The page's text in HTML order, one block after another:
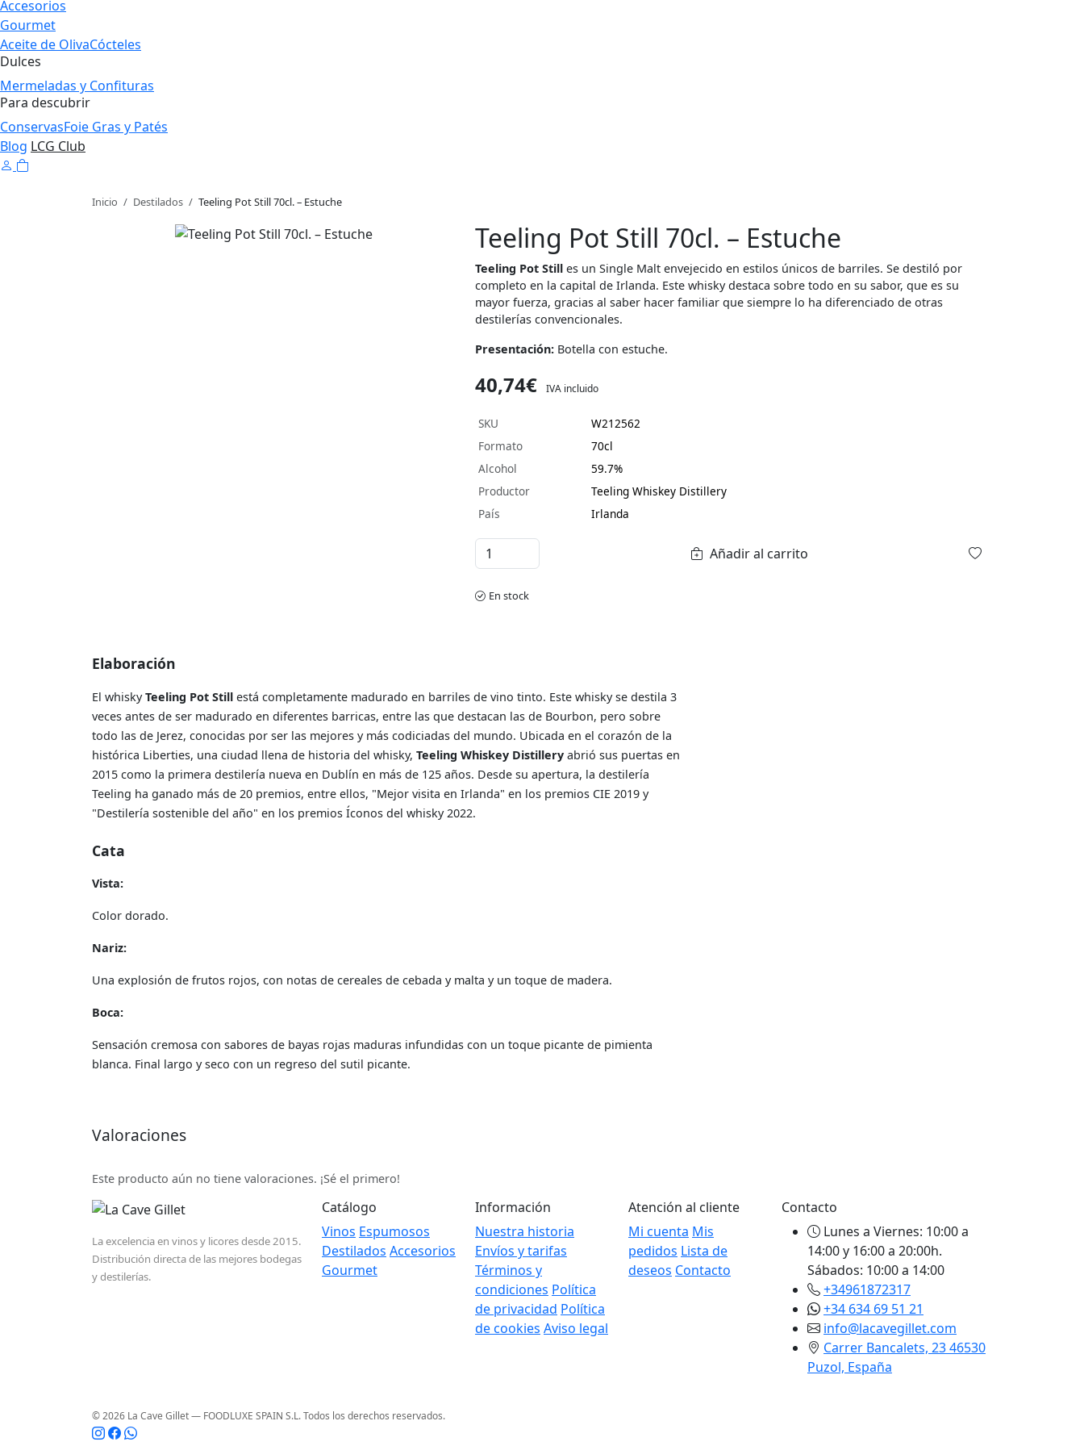
Accesorios
Gourmet
Aceite de OlivaCócteles
Dulces
Mermeladas y Confituras
Para descubrir
ConservasFoie Gras y Patés
Blog LCG Club
Inicio / Destilados / Teeling Pot Still 70cl. – Estuche
Teeling Pot Still 70cl. – Estuche
Teeling Pot Still es un Single Malt envejecido en estilos únicos de barriles. Se destiló por
completo en la capital de Irlanda. Este whisky destaca sobre todo en su sabor, que es su
mayor fuerza, gracias al saber hacer familiar que siempre lo ha diferenciado de otras
destilerías convencionales.
Presentación: Botella con estuche.
40,74€ IVA incluido
SKU
W212562
Formato
70cl
Alcohol
59.7%
Productor
Teeling Whiskey Distillery
País
Irlanda
Añadir al carrito
En stock
Elaboración
El whiskyTeeling Pot Still está completamente madurado en barriles de vino tinto. Este whisky se destila 3
veces antes de ser madurado en diferentes barricas, entre las que destacan las de Bourbon, pero sobre
todo las de Jerez, conocidas por ser las mejores y más codiciadas del mundo. Ubicada en el corazón de la
histórica Liberties, una ciudad llena de historia del whisky, Teeling Whiskey Distillery abrió sus puertas en
2015 como la primera destilería nueva en Dublín en más de 125 años. Desde su apertura, la destilería
Teeling ha ganado más de 20 premios, entre ellos, "Mejor visita en Irlanda" en los premios CIE 2019 y
"Destilería sostenible del año" en los premios Íconos del whisky 2022.
Cata
Vista:
Color dorado.
Nariz:
Una explosión de frutos rojos, con notas de cereales de cebada y malta y un toque de madera.
Boca:
Sensación cremosa con sabores de bayas rojas maduras infundidas con un toque picante de pimienta
blanca. Final largo y seco con un regreso del sutil picante.
Valoraciones
Este producto aún no tiene valoraciones. ¡Sé el primero!
La excelencia en vinos y licores desde 2015.
Distribución directa de las mejores bodegas
y destilerías.
Catálogo
Vinos Espumosos
Destilados Accesorios
Gourmet
Información
Nuestra historia
Envíos y tarifas
Términos y
condiciones Política
de privacidad Política
de cookies Aviso legal
Atención al cliente
Mi cuenta Mis
pedidos Lista de
deseos Contacto
Contacto
Lunes a Viernes: 10:00 a
14:00 y 16:00 a 20:00h.
Sábados: 10:00 a 14:00
+34961872317
+34 634 69 51 21
info@lacavegillet.com
Carrer Bancalets, 23 46530
Puzol, España
© 2026 La Cave Gillet — FOODLUXE SPAIN S.L. Todos los derechos reservados.